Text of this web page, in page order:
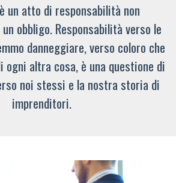
un atto di responsabilità non
obbligo. Responsabilità verso le
danneggiare, verso coloro che
ogni altra cosa, è una questione di
noi stessi e la nostra storia di
imprenditori.